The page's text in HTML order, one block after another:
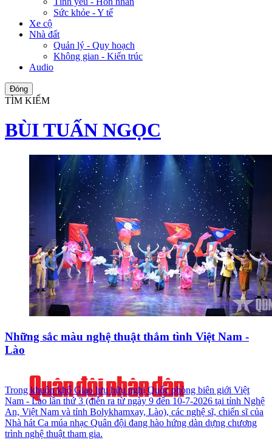
Sức khỏe - Y tế
Xe cộ
Nhà đất
Quản lý - Quy hoạch
Không gian - Kiến trúc
Audio
Đóng
TÌM KIẾM
BÙI TUẤN NGỌC
Những sắc màu nghệ thuật thắm tình Việt Nam -
Lào
Trong khuôn khổ Giao lưu hữu nghị Quốc phòng biên giới Việt
Nam - Lào lần thứ 3 (diễn ra từ ngày 9 đến 10-7-2026 tại tỉnh Nghệ
An, Việt Nam và tỉnh Bolykhamxay, Lào), các nghệ sĩ, chiến sĩ của
Nhà hát Ca múa nhạc Quân đội đang hào hứng dàn dựng chương
trình nghệ thuật tham gia.